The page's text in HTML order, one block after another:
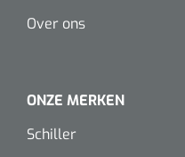
Over ons
ONZE MERKEN
Schiller